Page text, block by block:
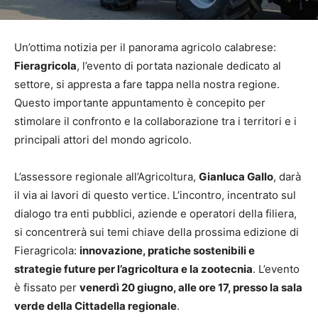
Un’ottima notizia per il panorama agricolo calabrese:
Fieragricola, l’evento di portata nazionale dedicato al
settore, si appresta a fare tappa nella nostra regione.
Questo importante appuntamento è concepito per
stimolare il confronto e la collaborazione tra i territori e i
principali attori del mondo agricolo.
L’assessore regionale all’Agricoltura, Gianluca Gallo, darà
il via ai lavori di questo vertice. L’incontro, incentrato sul
dialogo tra enti pubblici, aziende e operatori della filiera,
si concentrerà sui temi chiave della prossima edizione di
Fieragricola: innovazione, pratiche sostenibili e
strategie future per l’agricoltura e la zootecnia. L’evento
è fissato per venerdì 20 giugno, alle ore 17, presso la sala
verde della Cittadella regionale.